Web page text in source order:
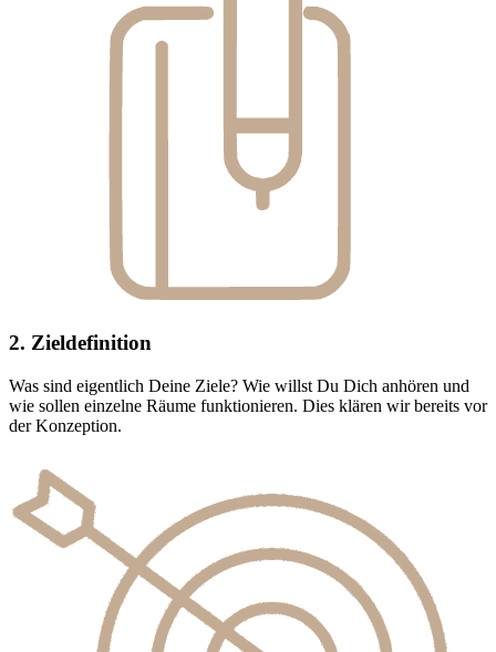
2. Zieldefinition
Was sind eigentlich Deine Ziele? Wie willst Du Dich anhören und
wie sollen einzelne Räume funktionieren. Dies klären wir bereits vor
der Konzeption.